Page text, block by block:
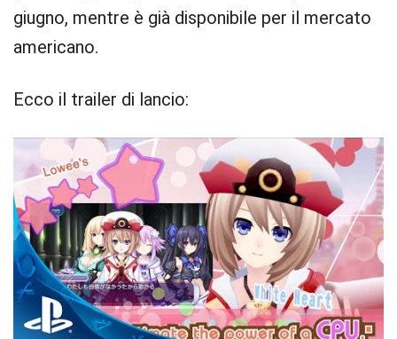
giugno, mentre è già disponibile per il mercato
americano.
Ecco il trailer di lancio: